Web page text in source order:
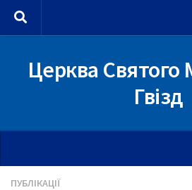
Skip to content
Церква Святого
Гвізд
ПУБЛІКАЦІЇ